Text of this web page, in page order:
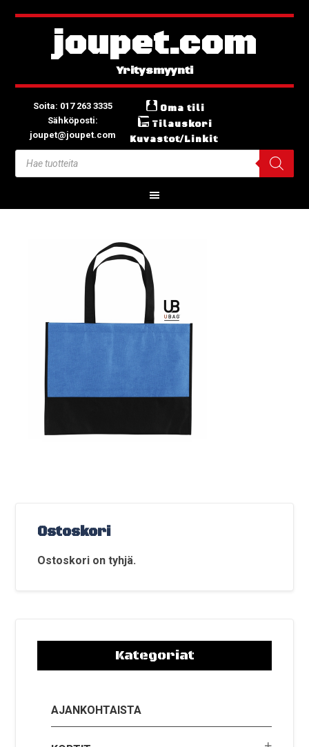
joupet.com
Soita: 017 263 3335
Sähköposti:
joupet@joupet.com
Oma tili
Tilauskori
Kuvastot/Linkit
Ostoskori
Ostoskori on tyhjä.
Kategoriat
AJANKOHTAISTA